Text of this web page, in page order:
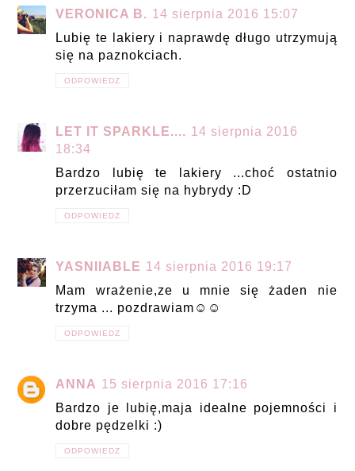
VERONICA B. 14 sierpnia 2016 15:07
Lubię te lakiery i naprawdę długo utrzymują
się na paznokciach.
ODPOWIEDZ
LET IT SPARKLE.... 14 sierpnia 2016
18:34
Bardzo lubię te lakiery ...choć ostatnio
przerzuciłam się na hybrydy :D
ODPOWIEDZ
YASNIIABLE 14 sierpnia 2016 19:17
Mam wrażenie,ze u mnie się żaden nie
trzyma ... pozdrawiam☺☺
ODPOWIEDZ
ANNA 15 sierpnia 2016 17:16
Bardzo je lubię,maja idealne pojemności i
dobre pędzelki :)
ODPOWIEDZ